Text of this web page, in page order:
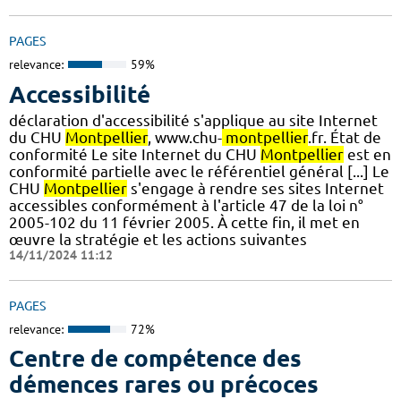
PAGES
relevance: 59%
Accessibilité
déclaration d'accessibilité s'applique au site Internet
du CHU Montpellier, www.chu- montpellier.fr. État de
conformité Le site Internet du CHU Montpellier est en
conformité partielle avec le référentiel général [...] Le
CHU Montpellier s'engage à rendre ses sites Internet
accessibles conformément à l'article 47 de la loi n°
2005-102 du 11 février 2005. À cette fin, il met en
œuvre la stratégie et les actions suivantes
14/11/2024 11:12
PAGES
relevance: 72%
Centre de compétence des
démences rares ou précoces